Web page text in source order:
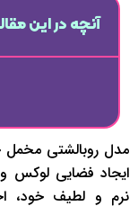
آنچه در این
مدل روبالشتی مخمل
ایجاد فضایی لوکس
نرم و لطیف خود،